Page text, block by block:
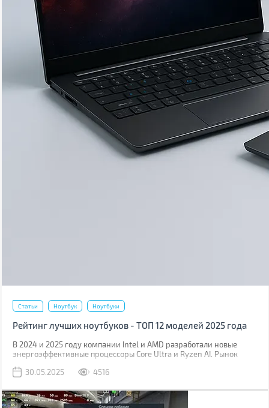
Статьи Ноутбук Ноутбуки
Рейтинг лучших ноутбуков - ТОП 12 моделей 2025 года
В 2024 и 2025 году компании Intel и AMD разработали новые
энергоэффективные процессоры Core Ultra и Ryzen AI. Рынок
Nvidia выпустили линейку RTX 5000 Mobile со сверхбыстрой
ноутбуков тут же разработали новые модели, оснастив их
железом, изготовленным по передовым технологиям.
30.05.2025 4516